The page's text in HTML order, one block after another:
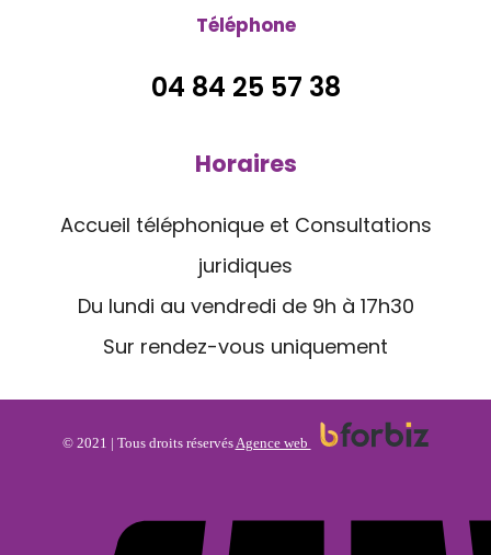
Téléphone
04 84 25 57 38
Horaires
Accueil téléphonique et Consultations
juridiques
Du lundi au vendredi de 9h à 17h30
Sur rendez-vous uniquement
© 2021 | Tous droits réservésAgence web